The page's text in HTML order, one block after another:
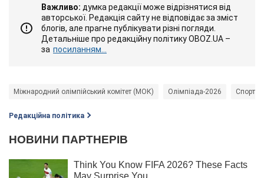
Важливо: думка редакції може відрізнятися від
авторської. Редакція сайту не відповідає за зміст
блогів, але прагне публікувати різні погляди.
Детальніше про редакційну політику OBOZ.UA –
за посиланням...
Міжнародний олімпійський комітет (МОК) Олімпіада-2026 Спорт
Редакційна політика